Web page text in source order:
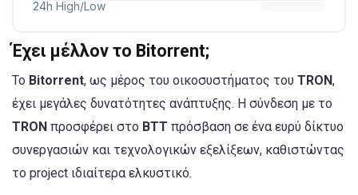
Έχει μέλλον το Bitorrent;
Το Bitorrent, ως μέρος του οικοσυστήματος του TRON,
έχει μεγάλες δυνατότητες ανάπτυξης. Η σύνδεση με το
TRON προσφέρει στο BTT πρόσβαση σε ένα ευρύ δίκτυο
συνεργασιών και τεχνολογικών εξελίξεων, καθιστώντας
το project ιδιαίτερα ελκυστικό.